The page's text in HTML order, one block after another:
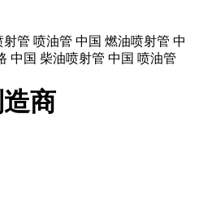
管 喷油管 中国 燃油喷射管 中
中国 柴油喷射管 中国 喷油管
商